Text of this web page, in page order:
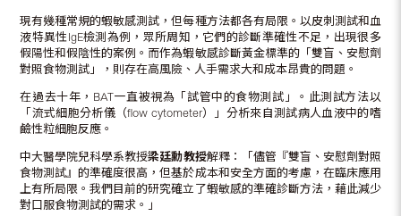
現有幾種常規的蝦敏感測試，但每種方法都各有局限。以皮刺測試和血
液特異性IgE檢測為例，眾所周知，它們的診斷準確性不足，出現很多
假陽性和假陰性的案例。而作為蝦敏感診斷黃金標準的「雙盲、安慰劑
對照食物測試」，則存在高風險、人手需求大和成本昂貴的問題。
在過去十年，BAT一直被視為「試管中的食物測試」。此測試方法以
「流式細胞分析儀（flow cytometer）」分析來自測試病人血液中的嗜
鹼性粒細胞反應。
中大醫學院兒科學系教授梁廷勳教授解釋：「儘管『雙盲、安慰劑對照
食物測試』的準確度很高，但基於成本和安全方面的考慮，在臨床應用
上有所局限。我們目前的研究確立了蝦敏感的準確診斷方法，藉此減少
對口服食物測試的需求。」